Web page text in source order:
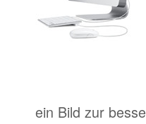
ein Bild zur